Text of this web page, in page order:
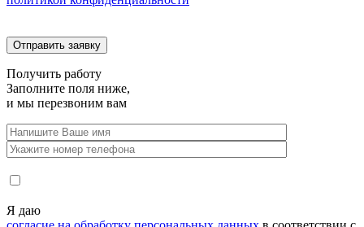
Получить работу
Заполните поля ниже,
и мы перезвоним вам
Я даю